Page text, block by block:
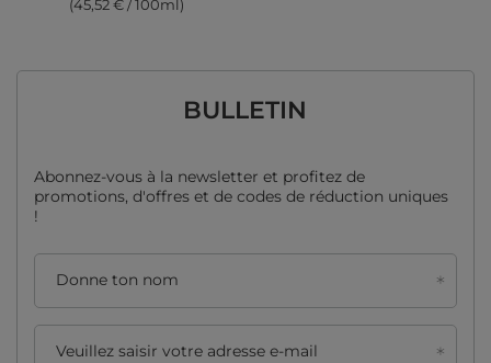
(45,52 € / 100ml)
BULLETIN
Abonnez-vous à la newsletter et profitez de
promotions, d'offres et de codes de réduction uniques
!
Donne ton nom
Veuillez saisir votre adresse e-mail